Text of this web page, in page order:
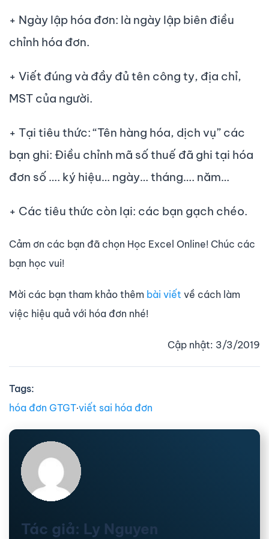
+ Ngày lập hóa đơn: là ngày lập biên điều
chỉnh hóa đơn.
+ Viết đúng và đầy đủ tên công ty, địa chỉ,
MST của người.
+ Tại tiêu thức: “Tên hàng hóa, dịch vụ” các
bạn ghi: Điều chỉnh mã số thuế đã ghi tại hóa
đơn số …. ký hiệu… ngày… tháng…. năm…
+ Các tiêu thức còn lại: các bạn gạch chéo.
Cảm ơn các bạn đã chọn Học Excel Online! Chúc các
bạn học vui!
Mời các bạn tham khảo thêm bài viết về cách làm
việc hiệu quả với hóa đơn nhé!
Cập nhật: 3/3/2019
Tags:
hóa đơn GTGT∙viết sai hóa đơn
Tác giả: Ly Nguyen